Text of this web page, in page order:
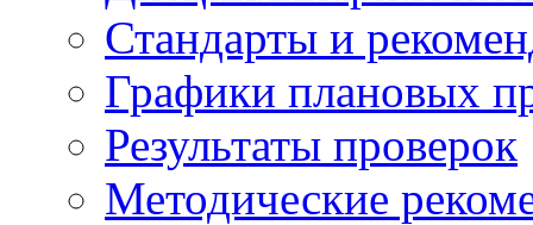
Стандарты и
Графики плановых
Результаты проверок
Методические